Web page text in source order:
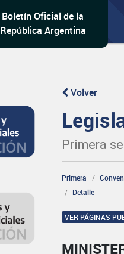
Boletín Oficial de la
República Argentina
Volver
Primera
Primera
Detalle
VER PÁGINAS